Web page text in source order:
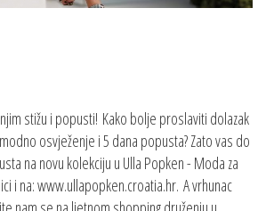
stižu i popusti! Kako bolje proslaviti dolazak
osvježenje i 5 dana popusta? Zato vas do
na novu kolekciju u Ulla Popken - Moda za
i na: www.ullapopken.croatia.hr. A vrhunac